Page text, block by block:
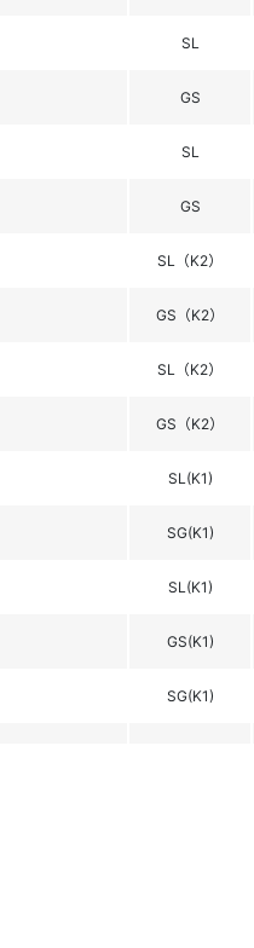
SL
GS
SL
GS
SL（K2）
GS（K2）
SL（K2）
GS（K2）
SL(K1)
SG(K1)
SL(K1)
GS(K1)
SG(K1)